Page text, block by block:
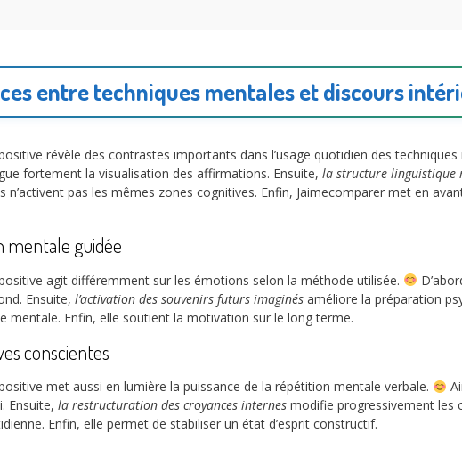
entre techniques mentales et discours
révèle des contrastes importants dans l’usage quotidien des techniques
fortement la visualisation des affirmations. Ensuite, la structure linguistique
n’activent pas les mêmes zones cognitives. Enfin, Jaimecomparer met en
mentale guidée
agit différemment sur les émotions selon la méthode utilisée.
Ensuite, l’activation des souvenirs futurs imaginés améliore la préparation
mentale. Enfin, elle soutient la motivation sur le long terme.
conscientes
met aussi en lumière la puissance de la répétition mentale verbale.
Ensuite, la restructuration des croyances internes modifie progressivement les
Enfin, elle permet de stabiliser un état d’esprit constructif.